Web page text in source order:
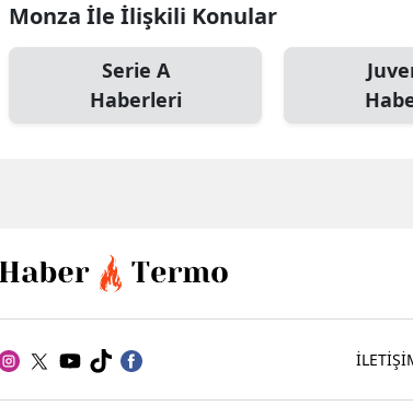
Monza İle İlişkili Konular
Serie A
Haberleri